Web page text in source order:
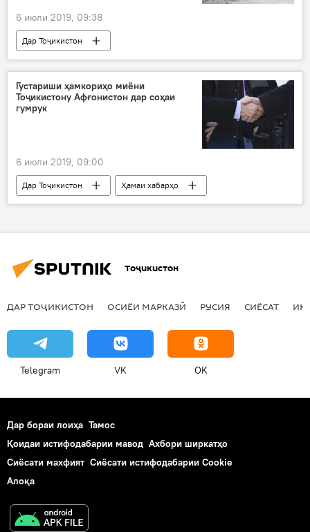
6 июли 2019, 09:38
Дар Тоҷикистон
Густариши ҳамкориҳо миёни
Тоҷикистону Афғонистон дар соҳаи
гумрук
6 июли 2019, 09:00
Дар Тоҷикистон
Ҳамаи хабарҳо
гумрук
ҳамкорӣ Афғонистон
Тоҷикистон
ДАР ТОҶИКИСТОН ОСИЁИ МАРКАЗӢ РУСИЯ СИЁСАТ
Telegram VK OK
Дар бораи лоиҳа Тамос
Қоидаи истифодабарии мавод Ахбори ширкатҳо
Сиёсати махфият Сиёсати истифодабарии Cookie
Алоқа